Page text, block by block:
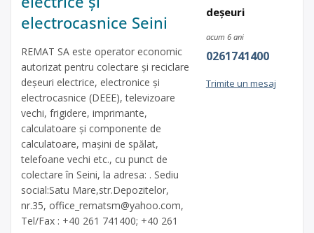
electrocasnice Seini
REMAT SA este operator economic
autorizat pentru colectare și reciclare
deșeuri electrice, electronice și
electrocasnice (DEEE), televizoare
vechi, frigidere, imprimante,
calculatoare și componente de
calculatoare, mașini de spălat,
telefoane vechi etc., cu punct de
colectare în Seini, la adresa: . Sediu
social:Satu Mare,str.Depozitelor,
nr.35, office_rematsm@yahoo.com,
Tel/Fax : +40 261 741400; +40 261
deșeuri
acum 6 ani
0261741400
Trimite un mesaj